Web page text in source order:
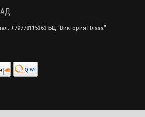
БЦ "Виктория Плаза"